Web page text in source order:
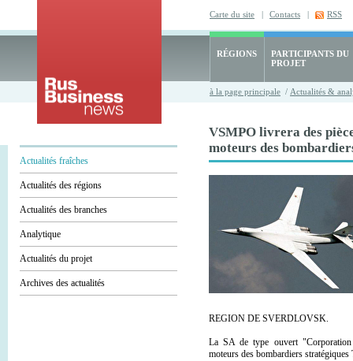
Carte du site | Contacts | RSS
RÉGIONS
PARTICIPANTS DU
PROJET
à la page principale / Actualités &
Actualités fraîches
Actualités des régions
Actualités des branches
Analytique
Actualités du projet
Archives des actualités
VSMPO livrera des
moteurs des
REGION DE SVERDLOVSK.
La SA de type ouvert
moteurs des bombardiers